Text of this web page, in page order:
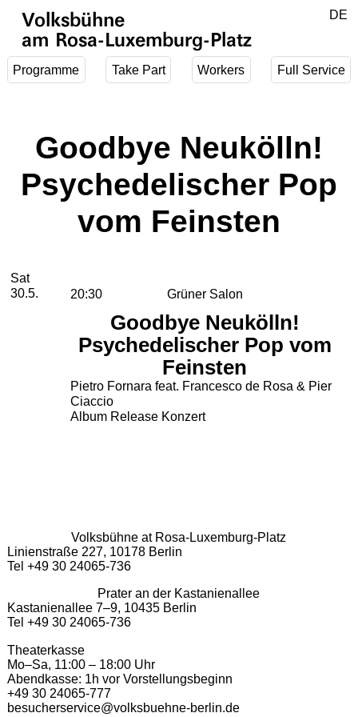
Volksbühne
am Rosa-Luxemburg-Platz
Programme Take Part Workers Full Service
DE
Goodbye Neukölln!
Psychedelischer Pop
vom Feinsten
Performances
2026
May
Saturday, 30. May 2026
Sat
30.5.
20:30 Grüner Salon
Goodbye Neukölln!
Psychedelischer Pop vom
Feinsten
Pietro Fornara feat. Francesco de Rosa & Pier
Ciaccio
Album Release Konzert
Volksbühne at Rosa-Luxemburg-Platz
Linienstraße 227, 10178 Berlin
Tel +49 30 24065-736
Prater an der Kastanienallee
Kastanienallee 7–9, 10435 Berlin
Tel +49 30 24065-736
Theaterkasse
Mo–Sa, 11:00 – 18:00 Uhr
Abendkasse: 1h vor Vorstellungsbeginn
+49 30 24065-777
besucherservice@volksbuehne-berlin.de